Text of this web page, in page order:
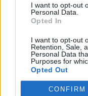
I want to opt-out
Personal Data.
Opted In
I want to opt-out
Retention, Sale,
Personal Data
Purposes for
Opted Out
CONFIRM